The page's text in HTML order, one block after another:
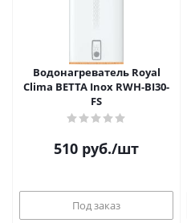
Водонагреватель Royal
Clima BETTA Inox RWH-BI30-
FS
510 руб./шт
Под заказ